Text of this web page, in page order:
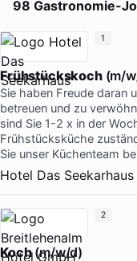
98 Gastronomie-
Frühstückskoch(m/
Sie haben Freude daran
betreuen und zu
sind Sie 1-2 x in der
Frühstücksküche
Sie unser Küchenteam
Hotel Das Seekarhaus
1
Koch(m/w/d)
2